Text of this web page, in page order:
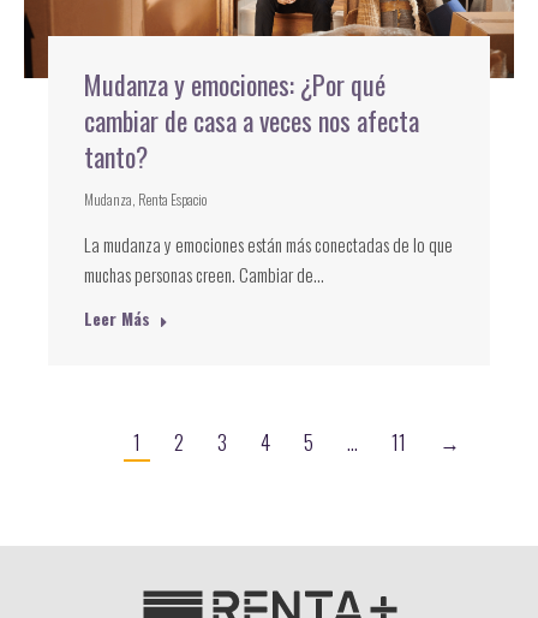
Mudanza y emociones: ¿Por qué
cambiar de casa a veces nos afecta
tanto?
Mudanza Renta Espacio
La mudanza y emociones están más conectadas de lo que
muchas personas creen. Cambiar de…
Leer Más
1 2 3 4 5 … 11 →